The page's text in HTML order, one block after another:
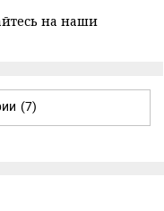
на наши
(7)